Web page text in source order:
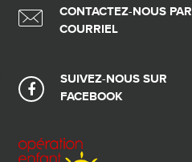
CONTACTEZ-NOUS PAR
COURRIEL
SUIVEZ-NOUS SUR
FACEBOOK